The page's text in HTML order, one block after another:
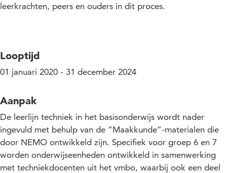
leerkrachten, peers en ouders in dit proces.
Looptijd
01 januari 2020 - 31 december 2024
Aanpak
De leerlijn techniek in het basisonderwijs wordt nader
ingevuld met behulp van de “Maakkunde”-materialen die
door NEMO ontwikkeld zijn. Specifiek voor groep 6 en 7
worden onderwijseenheden ontwikkeld in samenwerking
met techniekdocenten uit het vmbo, waarbij ook een deel